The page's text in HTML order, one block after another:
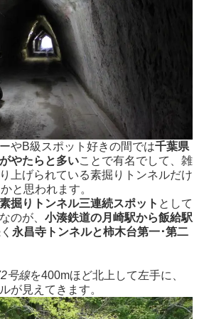
やB級スポット好きの間では千葉県
やたらと多いことで有名でして、雑
上げられている素掘りトンネルだけ
と思われます。
掘りトンネル三連続スポット として
のが、 小湊鉄道の月崎駅から飯給駅
永昌寺トンネルと柿木台第一･第二
号線を400mほど北上して左手に、
が見えてきます。